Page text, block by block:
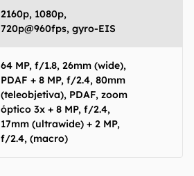
2160p, 1080p,
720p@960fps, gyro-EIS
64 MP, f/1.8, 26mm (wide),
PDAF + 8 MP, f/2.4, 80mm
(teleobjetiva), PDAF, zoom
óptico 3x + 8 MP, f/2.4,
17mm (ultrawide) + 2 MP,
f/2.4, (macro)